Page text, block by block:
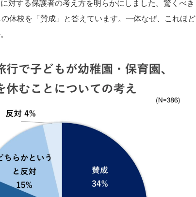
対する保護者の考え方を明らかにしました。驚くべき
休校を「賛成」と答えています。一体なぜ、これほど